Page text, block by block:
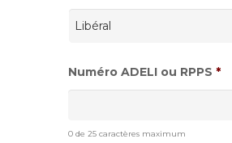
Numéro ADELI ou RPPS *
0 de 25 caractères maximum